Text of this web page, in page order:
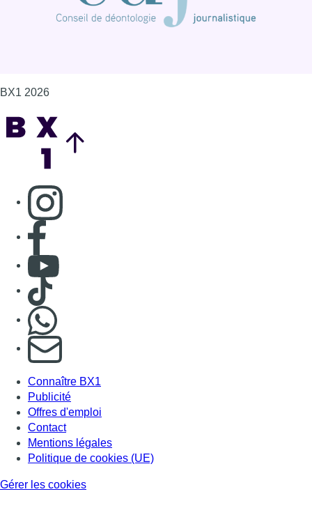
BX1 2026
Consulter page Instagram
Consulter page Facebook
Consulter Youtube
Consulter TikTok
S'abonner à notre newsletter
Connaître BX1
Publicité
Offres d'emploi
Contact
Mentions légales
Politique de cookies (UE)
Gérer les cookies